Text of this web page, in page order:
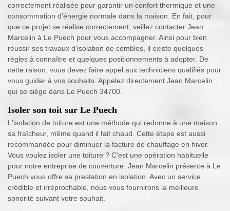
correctement réalisée pour garantir un confort thermique et une
consommation d’énergie normale dans la maison. En fait, pour
que ce projet se réalise correctement, veillez contacter Jean
Marcelin à Le Puech pour vous accompagner. Ainsi pour bien
réussir ses travaux d’isolation de combles, il existe quelques
règles à connaître et quelques positionnements à adopter. De
cette raison, vous devez faire appel aux techniciens qualifiés pour
vous guider à vos souhaits. Appelez directement Jean Marcelin
qui se siège dans Le Puech 34700.
Isoler son toit sur Le Puech
L'isolation de toiture est une méthode qui redonne à une maison
sa fraîcheur, même quand il fait chaud. Cette étape est aussi
recommandée pour diminuer la facture de chauffage en hiver.
Vous voulez isoler une toiture ? C’est une opération habituelle
pour notre entreprise de couverture. Jean Marcelin présente à Le
Puech vous offre sa prestation en isolation. Avec un service
crédible et irréprochable, nous vous fournirons la meilleure
sonorité suivant votre souhait.